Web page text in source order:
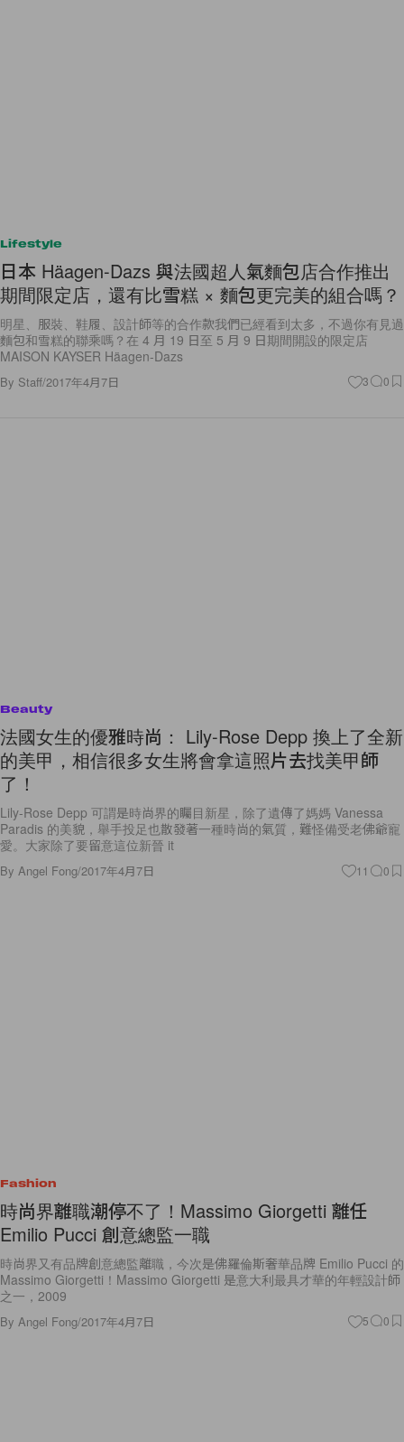
Lifestyle
日本 Häagen-Dazs 與法國超人氣麵包店合作推出
期間限定店，還有比雪糕 × 麵包更完美的組合嗎？
明星、服裝、鞋履、設計師等的合作款我們已經看到太多，不過你有見過
麵包和雪糕的聯乘嗎？在 4 月 19 日至 5 月 9 日期間開設的限定店
MAISON KAYSER Häagen-Dazs
By Staff/2017年4月7日 3 0
Beauty
法國女生的優雅時尚： Lily-Rose Depp 換上了全新
的美甲，相信很多女生將會拿這照片去找美甲師
了！
Lily-Rose Depp 可謂是時尚界的矚目新星，除了遺傳了媽媽 Vanessa
Paradis 的美貌，舉手投足也散發著一種時尚的氣質，難怪備受老佛爺寵
愛。大家除了要留意這位新晉 it
By Angel Fong/2017年4月7日 11 0
Fashion
時尚界離職潮停不了！Massimo Giorgetti 離任
Emilio Pucci 創意總監一職
時尚界又有品牌創意總監離職，今次是佛羅倫斯奢華品牌 Emilio Pucci 的
Massimo Giorgetti！Massimo Giorgetti 是意大利最具才華的年輕設計師
之一，2009
By Angel Fong/2017年4月7日 5 0